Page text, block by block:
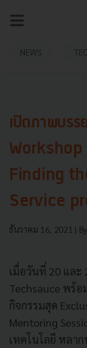
NEWS
เปิดภาพบร
Workshop
Finding
Service
ธันวาคม 16, 2021 | By
เมื่อวันที่ 20 และ
Techsauce พร้
กิจกรรมสุด
Mentoring
เทคโนโลยี หลา